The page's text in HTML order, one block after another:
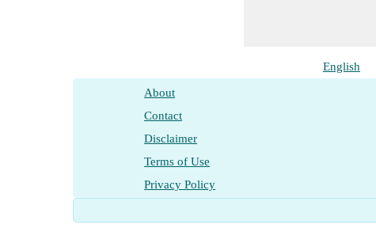
English
About
Contact
Disclaimer
Terms of Use
Privacy Policy